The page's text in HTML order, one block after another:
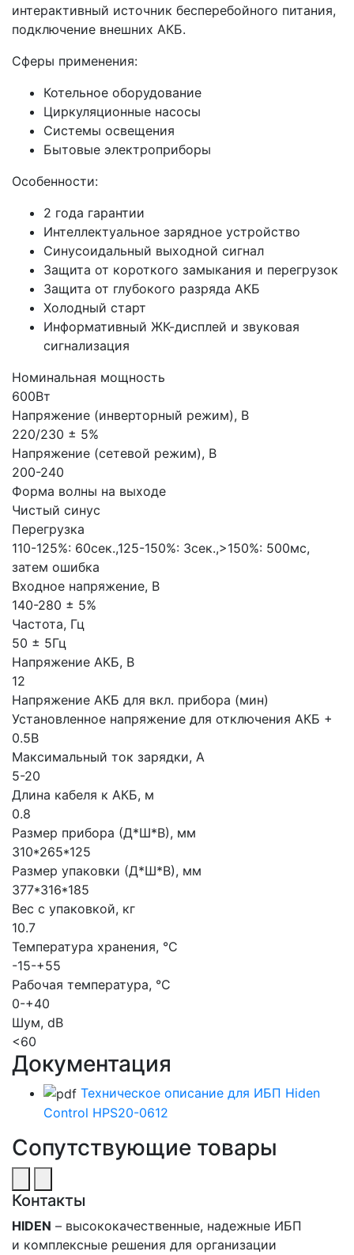
интерактивный источник бесперебойного питания,
подключение внешних АКБ.
Сферы применения:
Котельное оборудование
Циркуляционные насосы
Системы освещения
Бытовые электроприборы
Особенности:
2 года гарантии
Интеллектуальное зарядное устройство
Синусоидальный выходной сигнал
Защита от короткого замыкания и перегрузок
Защита от глубокого разряда АКБ
Холодный старт
Информативный ЖК-дисплей и звуковая
сигнализация
Номинальная мощность
600Вт
Напряжение (инверторный режим), В
220/230 ± 5%
Напряжение (сетевой режим), В
200-240
Форма волны на выходе
Чистый синус
Перегрузка
110-125%: 60сек.,125-150%: 3сек.,>150%: 500мс,
затем ошибка
Входное напряжение, В
140-280 ± 5%
Частота, Гц
50 ± 5Гц
Напряжение АКБ, В
12
Напряжение АКБ для вкл. прибора (мин)
Установленное напряжение для отключения АКБ +
0.5В
Максимальный ток зарядки, А
5-20
Длина кабеля к АКБ, м
0.8
Размер прибора (Д*Ш*В), мм
310*265*125
Размер упаковки (Д*Ш*В), мм
377*316*185
Вес с упаковкой, кг
10.7
Температура хранения, °C
-15-+55
Рабочая температура, °C
0-+40
Шум, dB
<60
Документация
Техническое описание для ИБП Hiden
Control HPS20-0612
Сопутствующие товары
Контакты
HIDEN – высококачественные, надежные ИБП
и комплексные решения для организации